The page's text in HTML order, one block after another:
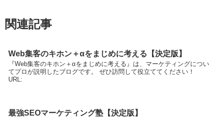
関連記事
Web集客のキホン＋αをまじめに考える【決定版】
『Web集客のキホン＋αをまじめに考える』は、マーケティングについ
てプロが説明したブログです。 ぜひ訪問して役立ててください！
URL:
最強SEOマーケティング塾【決定版】